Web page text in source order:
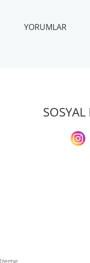
YORUMLAR